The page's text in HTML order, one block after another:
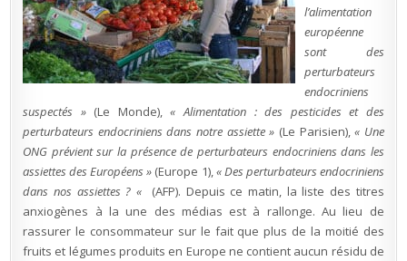
l’alimentation
européenne
sont des
perturbateurs
endocriniens
suspectés »(Le Monde),« Alimentation : des pesticides et des
perturbateurs endocriniens dans notre assiette » (Le Parisien),« Une
ONG prévient sur la présence de perturbateurs endocriniens dans les
assiettes des Européens » (Europe 1),« Des perturbateurs endocriniens
dans nos assiettes ? «
(AFP). Depuis ce matin, la liste des titres
anxiogènes à la une des médias est à rallonge. Au lieu de
rassurer le consommateur sur le fait que plus de la moitié des
fruits et légumes produits en Europe ne contient aucun résidu de